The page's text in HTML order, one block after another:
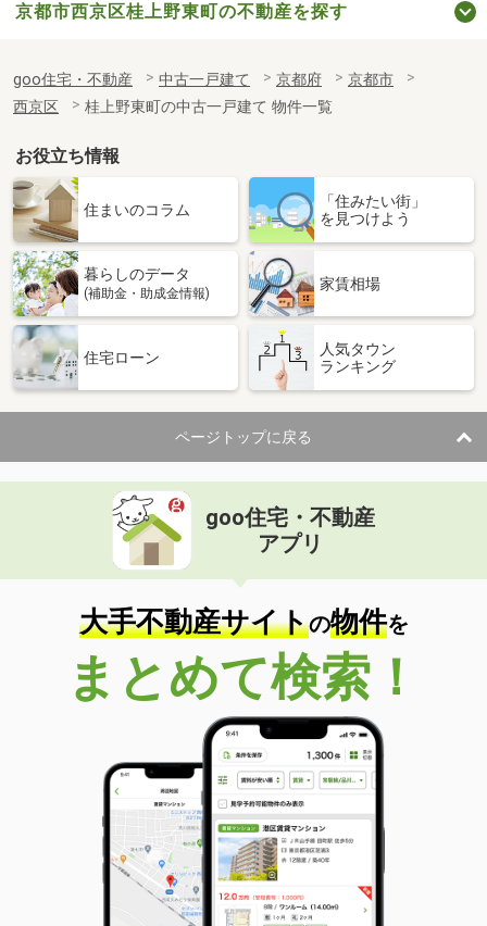
京都市西京区桂上野東町の不動産を探す
goo住宅・不動産 中古一戸建て 京都府
京都市
西京区
桂上野東町の中古一戸建て 物件一覧
お役立ち情報
住まいのコラム
「住みたい街」
を見つけよう
暮らしのデータ
(補助金・助成金情報)
家賃相場
住宅ローン
人気タウン
ランキング
ページトップに戻る
goo住宅・不動産
アプリ
大手不動産サイトの物件を
まとめて検索！